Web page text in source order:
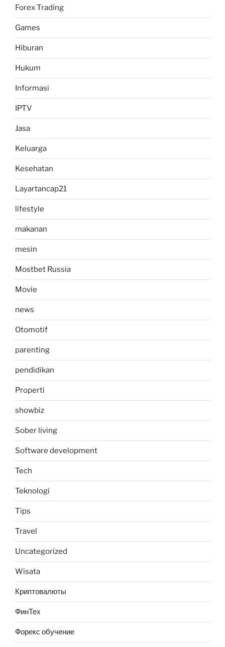
Forex Trading
Games
Hiburan
Hukum
Informasi
IPTV
Jasa
Keluarga
Kesehatan
Layartancap21
lifestyle
makanan
mesin
Mostbet Russia
Movie
news
Otomotif
parenting
pendidikan
Properti
showbiz
Sober living
Software development
Tech
Teknologi
Tips
Travel
Uncategorized
Wisata
Криптовалюты
ФинТех
Форекс обучение